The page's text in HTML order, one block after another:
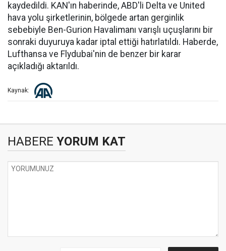
kaydedildi. KAN'ın haberinde, ABD'li Delta ve United
hava yolu şirketlerinin, bölgede artan gerginlik
sebebiyle Ben-Gurion Havalimanı varışlı uçuşlarını bir
sonraki duyuruya kadar iptal ettiği hatırlatıldı. Haberde,
Lufthansa ve Flydubai'nin de benzer bir karar
açıkladığı aktarıldı.
Kaynak:
HABERE YORUM KAT